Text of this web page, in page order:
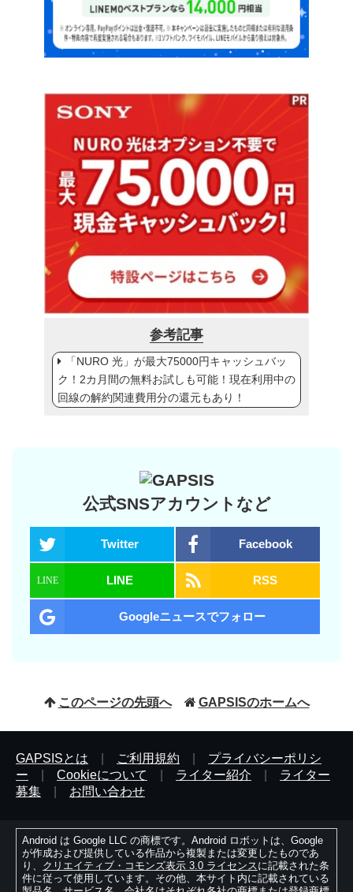
参考記事
「NURO 光」が最大75000円キャッシュバッ
ク！2カ月間の無料お試しも可能！現在利用中の
回線の解約関連費用分の還元もあり！
公式SNSアカウントなど
Twitter Facebook
LINE RSS
Googleニュースでフォロー
このページの先頭へ GAPSISのホームへ
GAPSISとは ご利用規約
プライバシーポリシ
ー
Cookieについて ライター紹介
ライター
募集
お問い合わせ
Android は Google LLC の商標です。Android ロボットは、Google
が作成および提供している作品から複製または変更したものであ
り、 クリエイティブ・コモンズ表示 3.0 ライセンスに記載された条
件に従って使用しています。その他、本サイト内に記載されている